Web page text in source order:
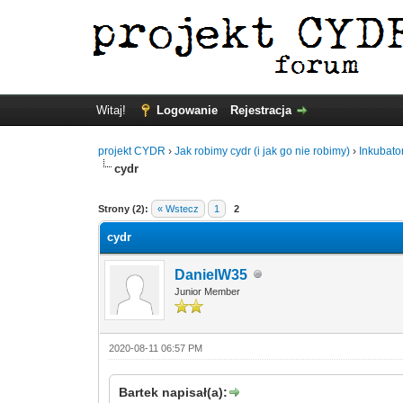
Witaj! Logowanie Rejestracja
projekt CYDR ›Jak robimy cydr (i jak go nie robimy) ›
cydr
Strony (2): « Wstecz 1 2
cydr
DanielW35
Junior Member
2020-08-11 06:57 PM
Bartek napisał(a):